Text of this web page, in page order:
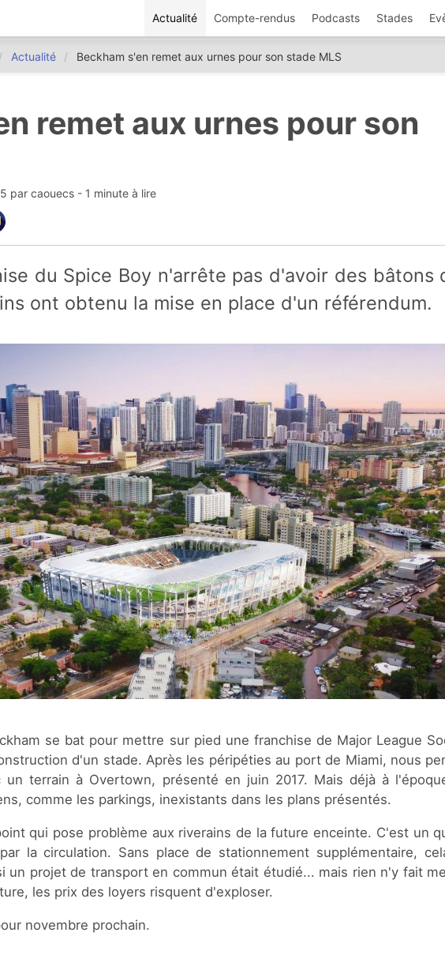
Actualité Compte-rendus Podcasts Stades
Actualité Beckham s'en remet aux urnes pour son stade MLS
remet aux urnes pour son
par caouecs - 1 minute à lire
ont obtenu la mise en place d'un référendum.
se bat pour mettre sur pied une franchise de Major League
d'un stade. Après les péripéties au port de Miami, nous
terrain à Overtown, présenté en juin 2017. Mais déjà à
comme les parkings, inexistants dans les plans présentés.
qui pose problème aux riverains de la future enceinte. C'est un
la circulation. Sans place de stationnement supplémentaire,
un projet de transport en commun était étudié... mais rien n'y fait
les prix des loyers risquent d'exploser.
novembre prochain.